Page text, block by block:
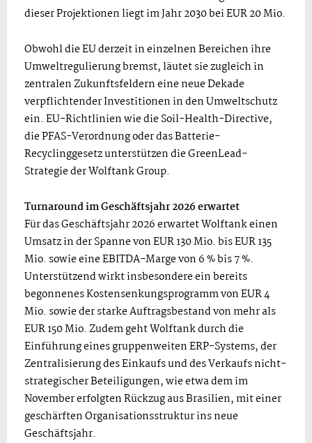
dieser Projektionen liegt im Jahr 2030 bei EUR 20 Mio.
Obwohl die EU derzeit in einzelnen Bereichen ihre
Umweltregulierung bremst, läutet sie zugleich in
zentralen Zukunftsfeldern eine neue Dekade
verpflichtender Investitionen in den Umweltschutz
ein. EU-Richtlinien wie die Soil-Health-Directive,
die PFAS-Verordnung oder das Batterie-
Recyclinggesetz unterstützen die GreenLead-
Strategie der Wolftank Group.
Turnaround im Geschäftsjahr 2026 erwartet
Für das Geschäftsjahr 2026 erwartet Wolftank einen
Umsatz in der Spanne von EUR 130 Mio. bis EUR 135
Mio. sowie eine EBITDA-Marge von 6 % bis 7 %.
Unterstützend wirkt insbesondere ein bereits
begonnenes Kostensenkungsprogramm von EUR 4
Mio. sowie der starke Auftragsbestand von mehr als
EUR 150 Mio. Zudem geht Wolftank durch die
Einführung eines gruppenweiten ERP-Systems, der
Zentralisierung des Einkaufs und des Verkaufs nicht-
strategischer Beteiligungen, wie etwa dem im
November erfolgten Rückzug aus Brasilien, mit einer
geschärften Organisationsstruktur ins neue
Geschäftsjahr.